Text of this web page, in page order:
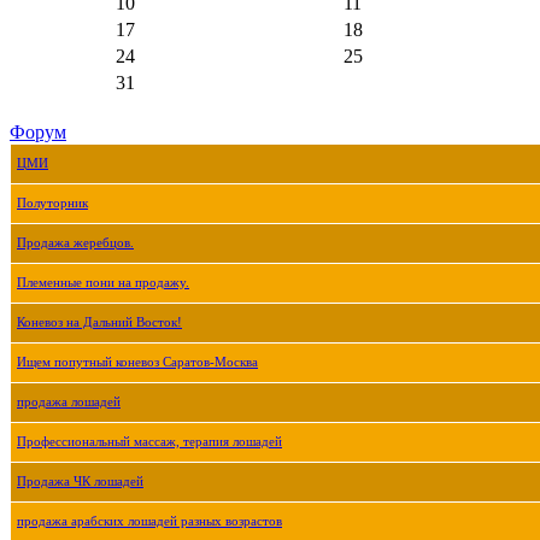
17
18
24
25
31
Форум
ЦМИ
Полуторник
Продажа жеребцов.
Племенные пони на продажу.
Коневоз на Дальний Восток!
Ищем попутный коневоз Саратов-Москва
продажа лошадей
Профессиональный массаж, терапия лошадей
Продажа ЧК лошадей
продажа арабских лошадей разных возрастов